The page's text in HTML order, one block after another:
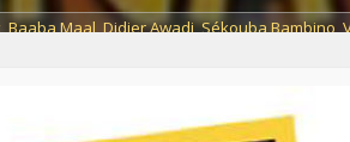
,Baaba Maal,Didier Awadi,Sékouba Bambino,